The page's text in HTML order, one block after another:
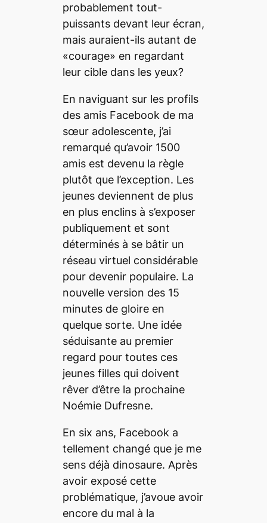
probablement tout-
puissants devant leur écran,
mais auraient-ils autant de
«courage» en regardant
leur cible dans les yeux?
En naviguant sur les profils
des amis Facebook de ma
sœur adolescente, j’ai
remarqué qu’avoir 1500
amis est devenu la règle
plutôt que l’exception. Les
jeunes deviennent de plus
en plus enclins à s’exposer
publiquement et sont
déterminés à se bâtir un
réseau virtuel considérable
pour devenir populaire. La
nouvelle version des 15
minutes de gloire en
quelque sorte. Une idée
séduisante au premier
regard pour toutes ces
jeunes filles qui doivent
rêver d’être la prochaine
Noémie Dufresne.
En six ans, Facebook a
tellement changé que je me
sens déjà dinosaure. Après
avoir exposé cette
problématique, j’avoue avoir
encore du mal à la